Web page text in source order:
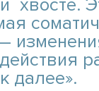
хвосте.
далее».